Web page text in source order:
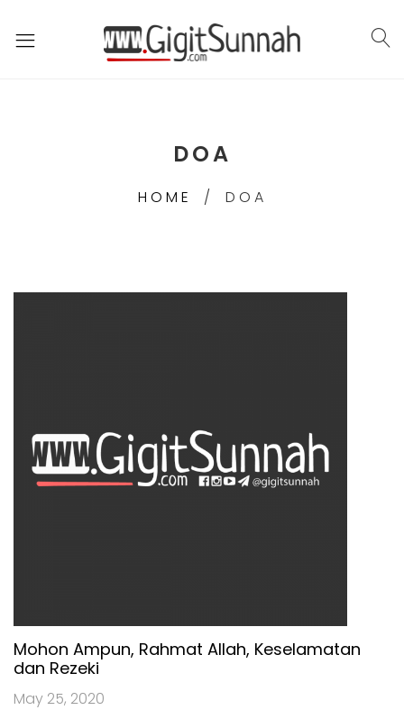
DOA
HOME DOA
Mohon Ampun, Rahmat Allah, Keselamatan
dan Rezeki
May 25, 2020